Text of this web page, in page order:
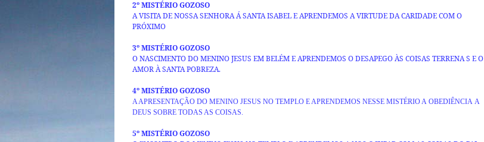
2º MISTÉRIO GOZOSO
A VISITA DE NOSSA SENHORA Á SANTA ISABEL E APRENDEMOS A VIRTUDE DA CARIDADE COM O
PRÓXIMO
3º MISTÉRIO GOZOSO
O NASCIMENTO DO MENINO JESUS EM BELÉM E APRENDEMOS O DESAPEGO ÀS COISAS TERRENA S E O
AMOR À SANTA POBREZA.
4º MISTÉRIO GOZOSO
A APRESENTAÇÃO DO MENINO JESUS NO TEMPLO E APRENDEMOS NESSE MISTÉRIO A OBEDIÊNCIA A
DEUS SOBRE TODAS AS COISAS.
5º MISTÉRIO GOZOSO